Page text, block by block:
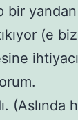
bir
(e
(Aslında